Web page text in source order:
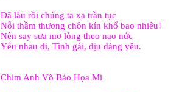
Đã lâu rồi chúng ta xa trần tục
Nỗi thầm thương chôn kín khổ bao nhiêu!
Nên say sưa mơ lòng theo nao nức
Yêu nhau đi, Tình gái, dịu dàng yêu.
Chim Anh Võ Bảo Họa Mi